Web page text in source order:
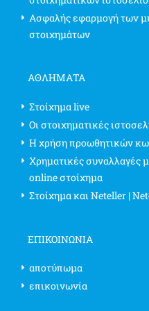
Ασφαλής εφαρμογή των
στοιχημάτων
ΑΘΛΗΜΑΤΑ
Στοίχημα live
Οι στοιχηματικές
Η χρήση προωθητικών
Χρηματικές συναλλαγές
online στοίχημα
Στοίχημα και Neteller |
ΕΠΙΚΟΙΝΩΝΊΑ
αποτύπωμα
επικοινωνία